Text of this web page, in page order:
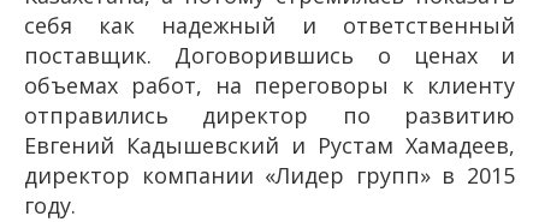
себя как надежный и ответственный
поставщик. Договорившись о ценах и
объемах работ, на переговоры к клиенту
отправились директор по развитию
Евгений Кадышевский и Рустам Хамадеев,
директор компании «Лидер групп» в 2015
году.